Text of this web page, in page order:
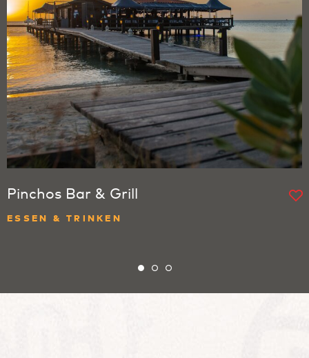
Pinchos Bar & Grill
ESSEN & TRINKEN